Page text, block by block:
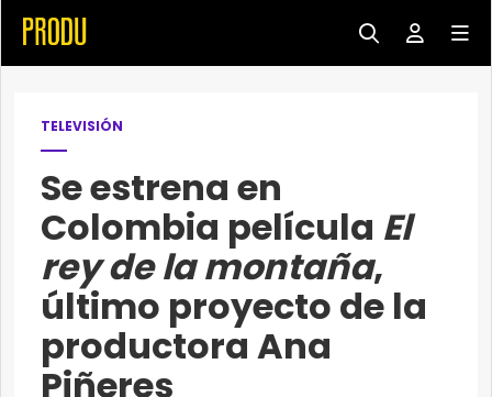
TELEVISIÓN
Se estrena en
Colombia película El
rey de la montaña,
último proyecto de la
productora Ana
Piñeres